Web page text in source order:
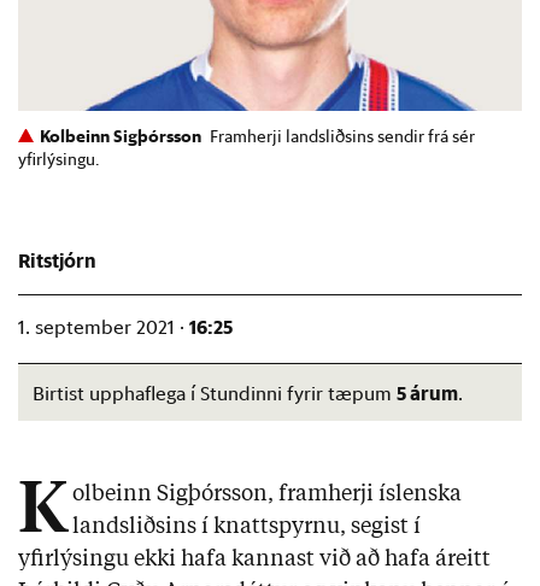
Kolbeinn Sigþórsson Framherji landsliðsins sendir frá sér
yfirlýsingu.
Ritstjórn
1. september 2021 · 16:25
Birtist upphaflega í Stundinni fyrir tæpum 5 árum.
Kolbeinn Sigþórsson, framherji íslenska
landsliðsins í knattspyrnu, segist í
yfirlýsingu ekki hafa kannast við að hafa áreitt